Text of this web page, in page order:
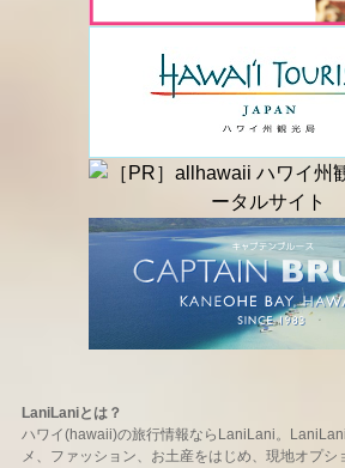
LaniLaniとは？
ハワイ(hawaii)の旅行情報ならLaniLani。
メ、ファッション、お土産をはじめ、現地オプ